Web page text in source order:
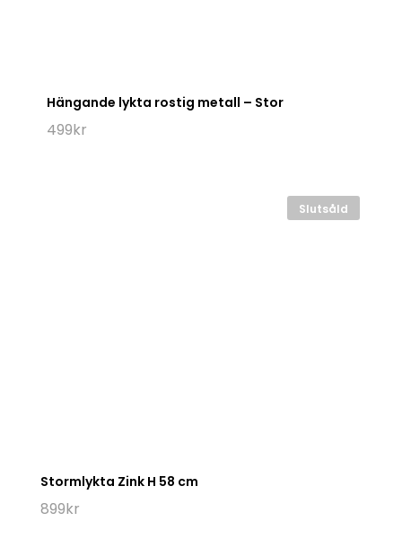
Hängande lykta rostig metall – Stor
499kr
Slutsåld
Stormlykta Zink H 58 cm
899kr